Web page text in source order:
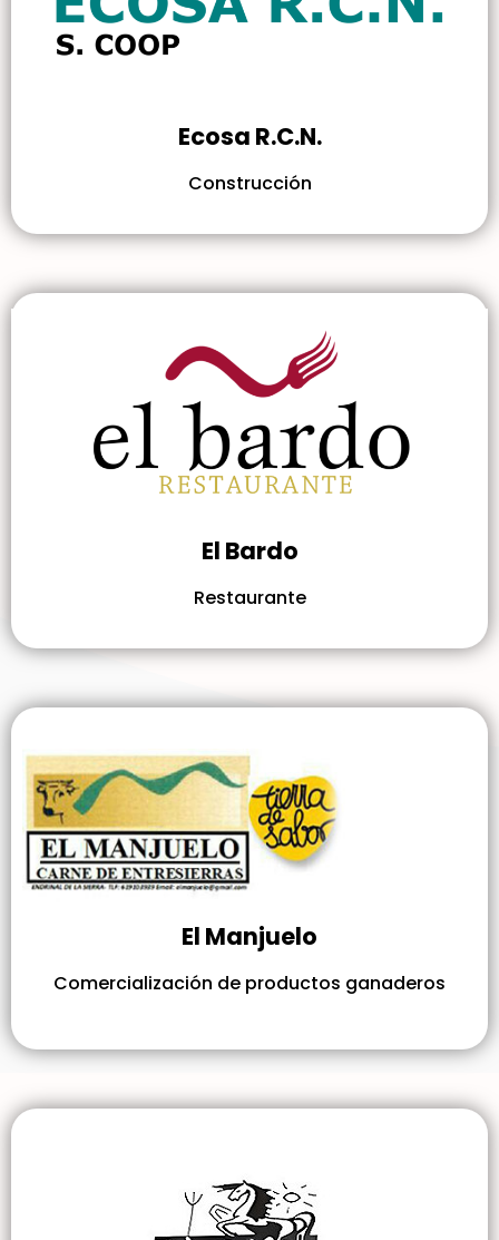
Ecosa R.C.N.
Construcción
El Bardo
Restaurante
El Manjuelo
Comercialización de productos ganaderos